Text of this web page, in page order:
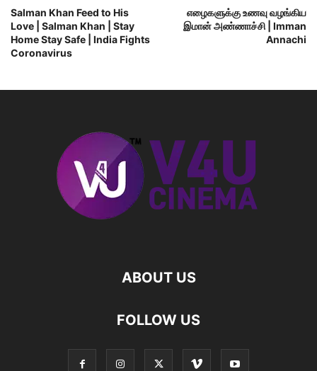
Salman Khan Feed to His
Love | Salman Khan | Stay
Home Stay Safe | India Fights
Coronavirus
எழைகளுக்கு உணவு வழங்கிய
இமான் அண்ணாச்சி | Imman
Annachi
ABOUT US
FOLLOW US